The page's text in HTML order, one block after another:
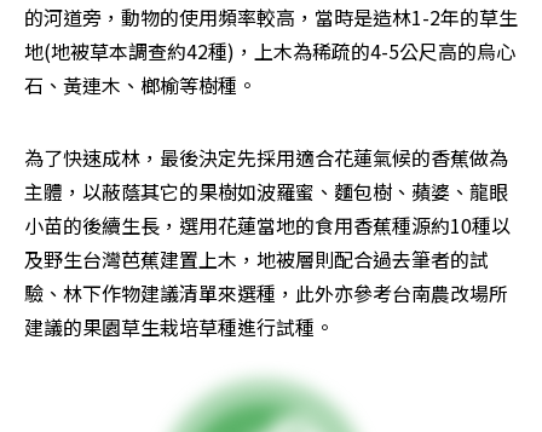
的河道旁，動物的使用頻率較高，當時是造林1-2年的草生
地(地被草本調查約42種)，上木為稀疏的4-5公尺高的烏心
石、黃連木、榔榆等樹種。
為了快速成林，最後決定先採用適合花蓮氣候的香蕉做為
主體，以蔽蔭其它的果樹如波羅蜜、麵包樹、蘋婆、龍眼
小苗的後續生長，選用花蓮當地的食用香蕉種源約10種以
及野生台灣芭蕉建置上木，地被層則配合過去筆者的試
驗、林下作物建議清單來選種，此外亦參考台南農改場所
建議的果園草生栽培草種進行試種。